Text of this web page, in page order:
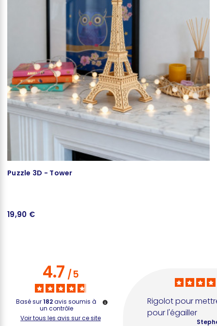
Puzzle 3D - Tower
19,90 €
4.7/5
Basé sur182avis soumis à
un contrôle
Voir tous les avis sur ce site
Rigolot pour
pour l'égailler